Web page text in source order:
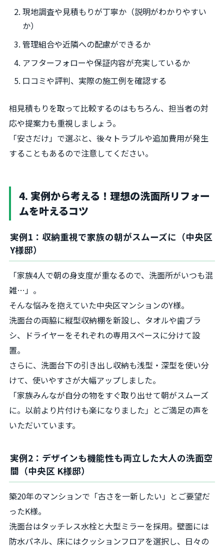
現地調査や見積もりが丁寧か（説明がわかりやすい
か）
管理組合や近隣への配慮ができるか
アフターフォローや保証内容が充実しているか
口コミや評判、実際の施工例を確認する
相見積もりを取って比較するのはもちろん、担当者の対
応や提案力も重視しましょう。
「安さだけ」で選ぶと、後々トラブルや追加費用が発生
することもあるので注意してください。
4. 実例から考える！理想の洗面所リフォー
ムを叶えるコツ
実例1：収納重視で家族の朝がスムーズに（中央区
Y様邸）
「家族4人で朝の身支度が重なるので、洗面所がいつも混
雑…」。
そんな悩みを抱えていた中央区マンションのY様。
洗面台の両脇に縦型収納棚を新設し、タオルや歯ブラ
シ、ドライヤーをそれぞれの専用スペースに分けて設
置。
さらに、洗面台下の引き出し収納も浅型・深型を使い分
けて、使いやすさが大幅アップしました。
「家族みんなが自分の物をすぐ取り出せて朝がスムーズ
に。以前より片付けも楽になりました」とご満足の声を
いただいています。
実例2：デザインも機能性も両立した大人の洗面空
間（中央区 K様邸）
築20年のマンションで「古さを一新したい」とご要望だ
ったK様。
洗面台はタッチレス水栓と大型ミラーを採用。壁面には
防水パネル、床にはクッションフロアを選択し、日々の